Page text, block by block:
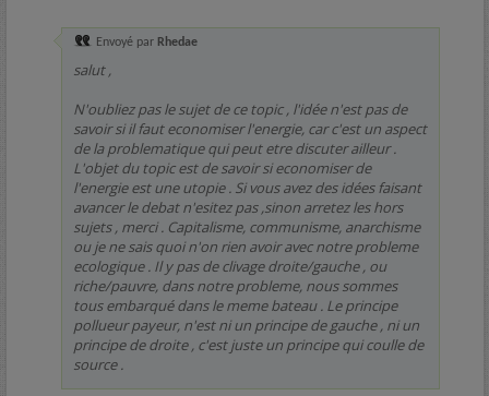
Envoyé par Rhedae
salut ,
N'oubliez pas le sujet de ce topic , l'idée n'est pas de
savoir si il faut economiser l'energie, car c'est un aspect
de la problematique qui peut etre discuter ailleur .
L'objet du topic est de savoir si economiser de
l'energie est une utopie . Si vous avez des idées faisant
avancer le debat n'esitez pas ,sinon arretez les hors
sujets , merci . Capitalisme, communisme, anarchisme
ou je ne sais quoi n'on rien avoir avec notre probleme
ecologique . Il y pas de clivage droite/gauche , ou
riche/pauvre, dans notre probleme, nous sommes
tous embarqué dans le meme bateau . Le principe
pollueur payeur, n'est ni un principe de gauche , ni un
principe de droite , c'est juste un principe qui coulle de
source .